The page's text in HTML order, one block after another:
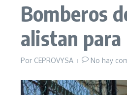
Bomberos
alistan para
Por CEPROVYSA No hay